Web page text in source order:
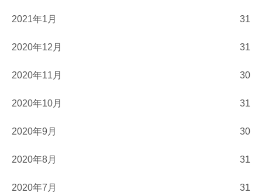
2021年1月 31
2020年12月 31
2020年11月 30
2020年10月 31
2020年9月 30
2020年8月 31
2020年7月 31